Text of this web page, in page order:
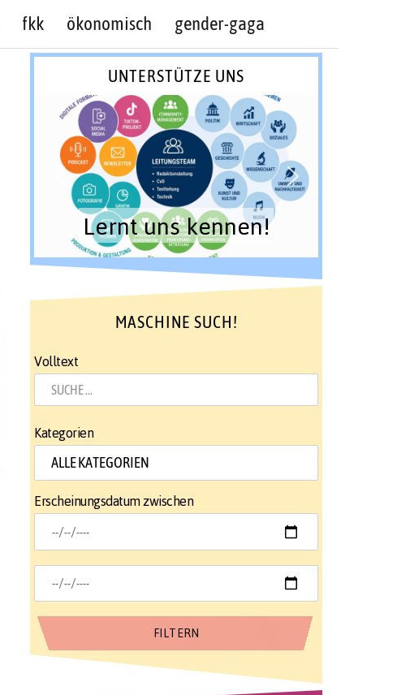
fkk ökonomisch gender-gaga
UNTERSTÜTZE UNS
Lernt uns kennen!
MASCHINE SUCH!
Volltext
Kategorien
Erscheinungsdatum zwischen